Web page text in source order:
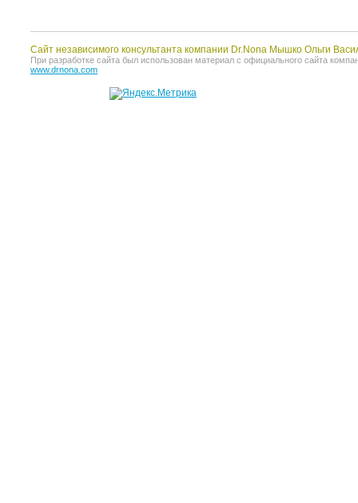
Сайт независимого консультанта компании Dr.Nona Мышко Ольги
При разработке сайта был использован материал с официального сайта
www.drnona.com